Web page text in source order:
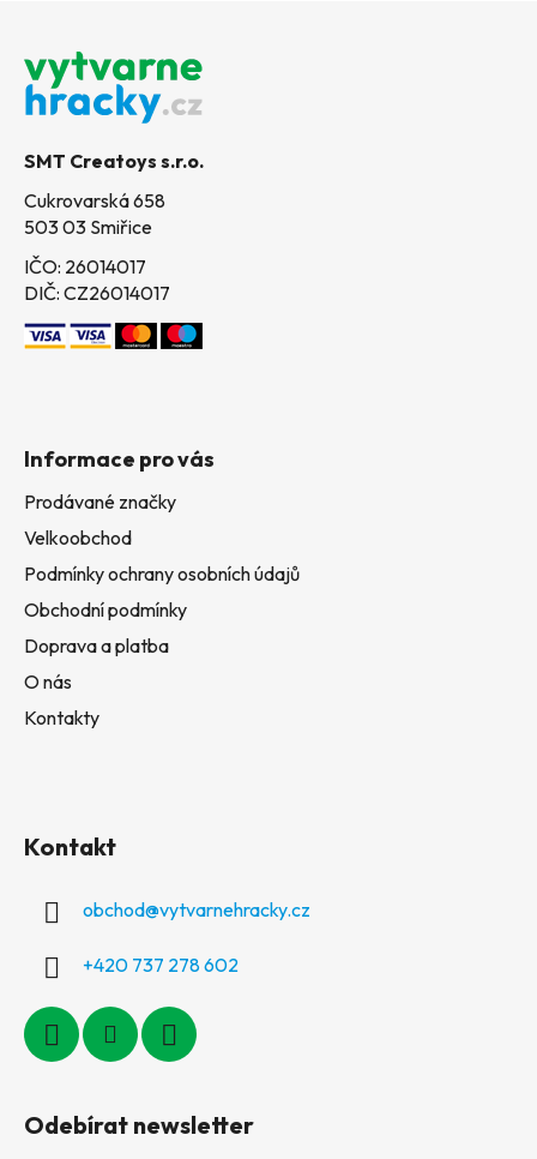
SMT Creatoys s.r.o.
Cukrovarská 658
503 03 Smiřice
IČO: 26014017
DIČ: CZ26014017
Informace pro vás
Prodávané značky
Velkoobchod
Podmínky ochrany osobních údajů
Obchodní podmínky
Doprava a platba
O nás
Kontakty
Kontakt
obchod@vytvarnehracky.cz
+420 737 278 602
Odebírat newsletter